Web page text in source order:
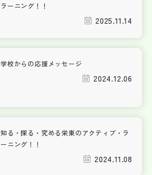
ラーニング！！
2025.11.14
学校からの応援メッセージ
2024.12.06
知る・探る・究める栄東のアクティブ・ラ
ーニング！！
2024.11.08